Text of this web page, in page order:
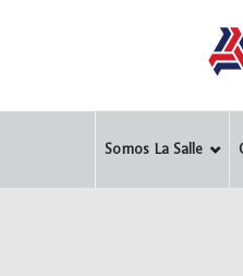
Somos La Salle